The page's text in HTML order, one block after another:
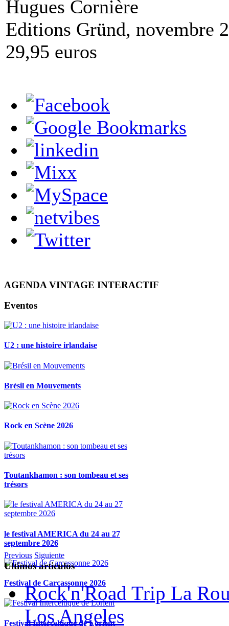
Hugues Cornière
Editions Gründ, novembre
29,95 euros
AGENDA VINTAGE INTERACTIF
Eventos
U2 : une histoire irlandaise
Brésil en Mouvements
Rock en Scène 2026
Toutankhamon : son tombeau et ses
trésors
le festival AMERICA du 24 au 27
septembre 2026
Festival de Carcassonne 2026
Festival Interceltique de Lorient
Previous Siguiente
Ultimos articulos
Rock'n'Road Trip La
Los Angeles